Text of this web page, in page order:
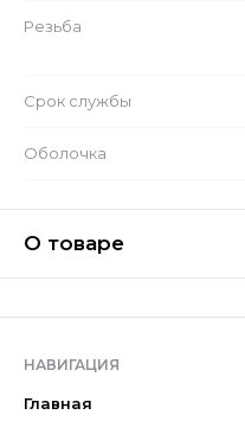
Резьба
Срок службы
Оболочка
О товаре
НАВИГАЦИЯ
Главная